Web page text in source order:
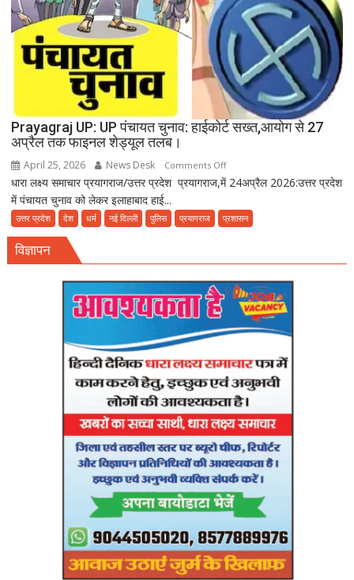
को
दावत
Prayagraj UP: UP पंचायत चुनाव: हाईकोर्ट सख्त,आयोग से 27
अप्रैल तक फाइनल शेड्यूल तलब।
April 25, 2026 News Desk Comments Offon
Prayagraj
UP
सख्त,आयोग
अप्रैल
फाइनल
शेड्यूल
तलब।
धारा लक्ष्य समाचार प्रयागराज/उत्तर प्रदेश प्रयागराज,में 24अप्रैल 2026:उत्तर प्रदेश
में पंचायत चुनाव को लेकर इलाहाबाद हाई...
उत्तर प्रदेश देश धर्म नई दिल्ली पुलिस प्रयागराज प्रशासन
विज्ञापन